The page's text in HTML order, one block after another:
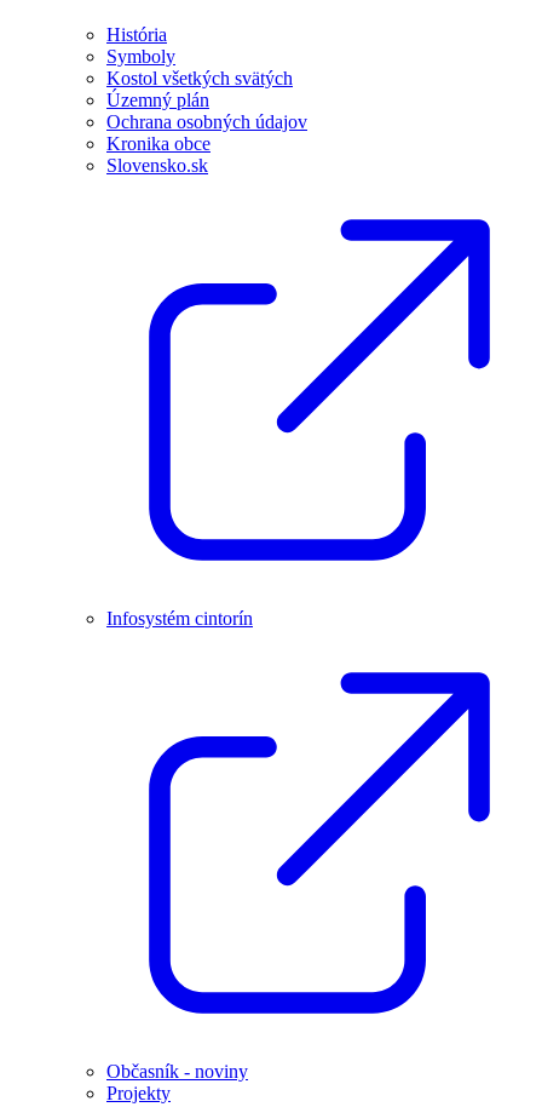
História
Symboly
Kostol všetkých svätých
Územný plán
Ochrana osobných údajov
Kronika obce
Slovensko.sk
Infosystém cintorín
Občasník - noviny
Projekty